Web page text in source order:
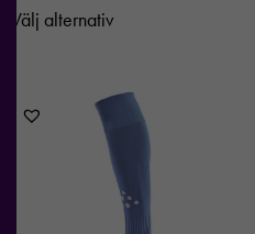
Välj alternativ